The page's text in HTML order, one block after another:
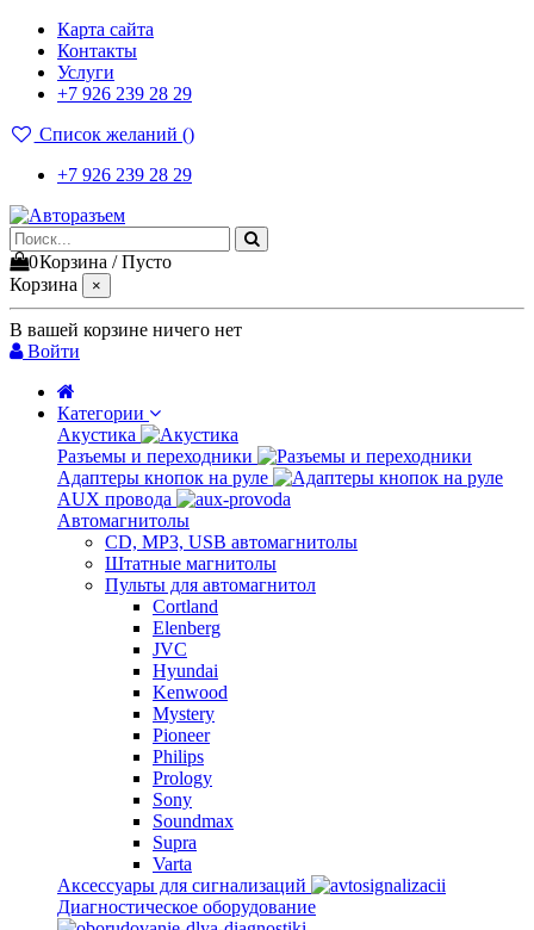
Карта сайта
Контакты
Услуги
+7 926 239 28 29
Список желаний ()
+7 926 239 28 29
0Корзина /Пусто
Корзина
×
В вашей корзине ничего нет
Войти
Категории
Акустика
Разъемы и переходники
Адаптеры кнопок на руле
AUX провода
Автомагнитолы
CD, MP3, USB автомагнитолы
Штатные магнитолы
Пульты для автомагнитол
Cortland
Elenberg
JVC
Hyundai
Kenwood
Mystery
Pioneer
Philips
Prology
Sony
Soundmax
Supra
Varta
Аксессуары для сигнализаций
Диагностическое оборудование